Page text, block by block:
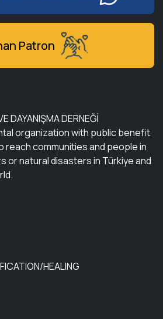
Patron
DAYANIŞMA DERNEĞİ
organization with public benefit
communities and people in
or natural disasters in Türkiye and
HEALING